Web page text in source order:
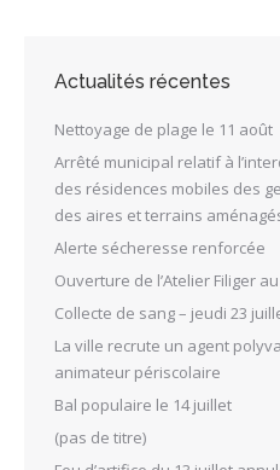
Actualités récentes
Nettoyage de plage le 11 août
Arrêté municipal relatif à
des résidences mobiles des
des aires et terrains
Alerte sécheresse renforcée
Ouverture de l’Atelier Filiger au
Collecte de sang – jeudi 23
La ville recrute un agent
animateur périscolaire
Bal populaire le 14 juillet
(pas de titre)